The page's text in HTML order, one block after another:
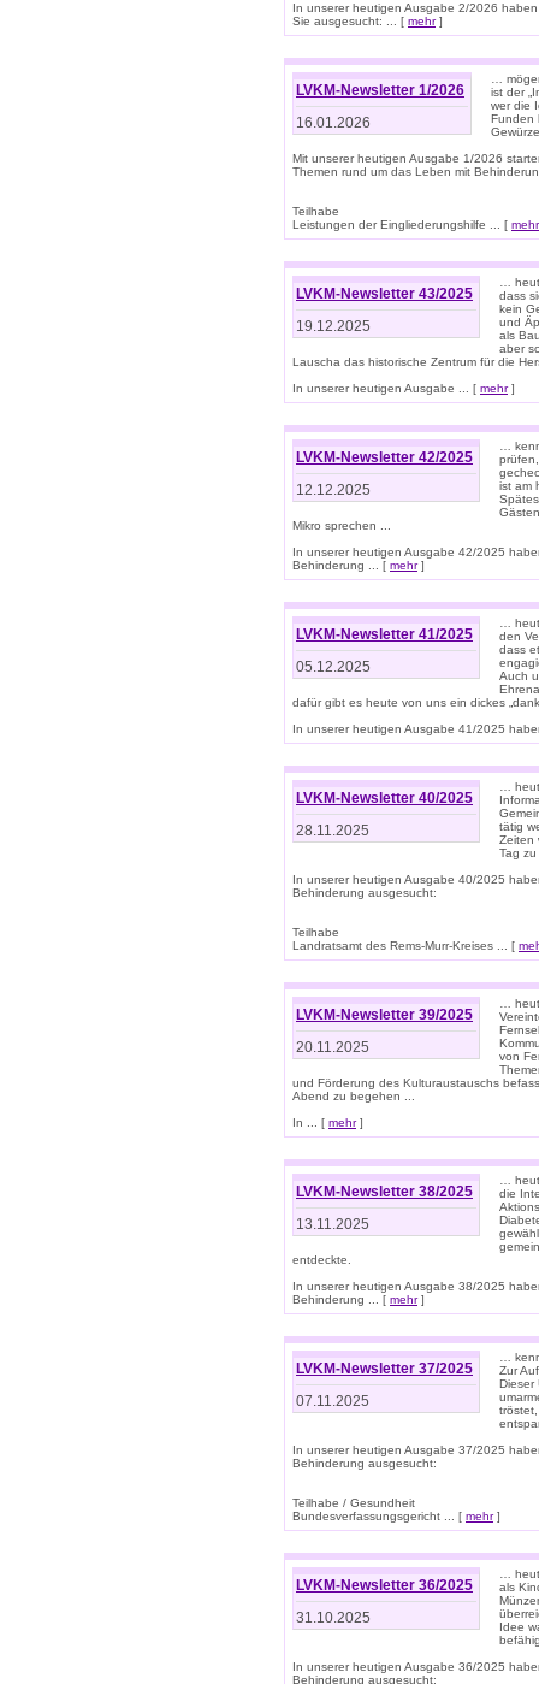
In unserer heutigen Ausgabe 2/2026
Sie ausgesucht: ... [ mehr]
LVKM-Newsletter 1/2026
16.01.2026
…
ist der
wer die
Funden
Mit unserer heutigen Ausgabe 1/2026
Themen rund um das Leben mit
Teilhabe
Leistungen der Eingliederungshilfe ... [ mehr
LVKM-Newsletter 43/2025
19.12.2025
…
dass
kein
und
als
aber
Lauscha das historische Zentrum für die
In unserer heutigen Ausgabe ... [ mehr]
LVKM-Newsletter 42/2025
12.12.2025
…
ist am
Mikro sprechen ...
In unserer heutigen Ausgabe 42/2025
Behinderung ... [ mehr]
LVKM-Newsletter 41/2025
05.12.2025
…
den
dass
Auch
dafür gibt es heute von uns ein dickes
In unserer heutigen Ausgabe 41/2025
LVKM-Newsletter 40/2025
28.11.2025
…
tätig
Zeiten
Tag
In unserer heutigen Ausgabe 40/2025
Behinderung ausgesucht:
Teilhabe
Landratsamt des Rems-Murr-Kreises ... [
LVKM-Newsletter 39/2025
20.11.2025
…
von
und Förderung des Kulturaustauschs
Abend zu begehen ...
In ... [ mehr]
LVKM-Newsletter 38/2025
13.11.2025
…
die
entdeckte.
In unserer heutigen Ausgabe 38/2025
Behinderung ... [ mehr]
LVKM-Newsletter 37/2025
07.11.2025
…
Zur
Dieser
In unserer heutigen Ausgabe 37/2025
Behinderung ausgesucht:
Teilhabe / Gesundheit
Bundesverfassungsgericht ... [ mehr]
LVKM-Newsletter 36/2025
31.10.2025
…
als
Idee
In unserer heutigen Ausgabe 36/2025
Behinderung ausgesucht: